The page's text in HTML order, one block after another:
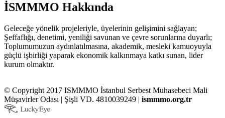
İSMMMO Hakkında
Geleceğe yönelik projeleriyle, üyelerinin gelişimini sağlayan;
Şeffaflığı, denetimi, yeniliği savunan ve çevre sorunlarına duyarlı;
Toplumumuzun aydınlatılmasına, akademik, mesleki kamuoyuyla
güçlü işbirliği yaparak ekonomik kalkınmaya katkı sunan, lider
kurum olmaktır.
© Copyright 2017 ISMMMO İstanbul Serbest Muhasebeci Mali
Müşavirler Odası | Şişli VD. 4810039249 | ismmmo.org.tr